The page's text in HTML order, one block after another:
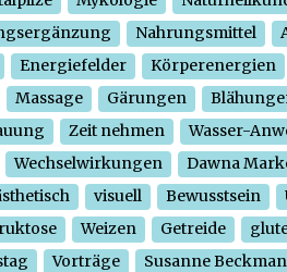
Nahrungsmittel
Energiefelder Körperenergien
Massage Gärungen
Zeit nehmen Wasser-
Wechselwirkungen Dawna
visuell Bewusstsein
Weizen Getreide
Vorträge Susanne